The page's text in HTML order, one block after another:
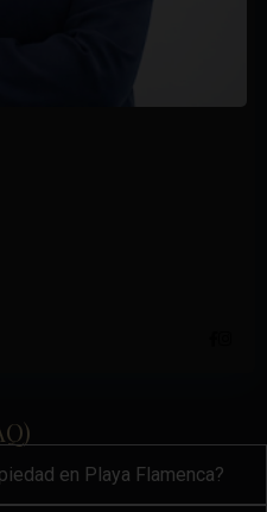
en Playa Flamenca?